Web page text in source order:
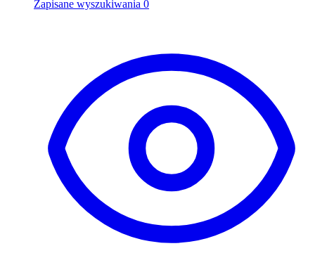
Zapisane wyszukiwania 0